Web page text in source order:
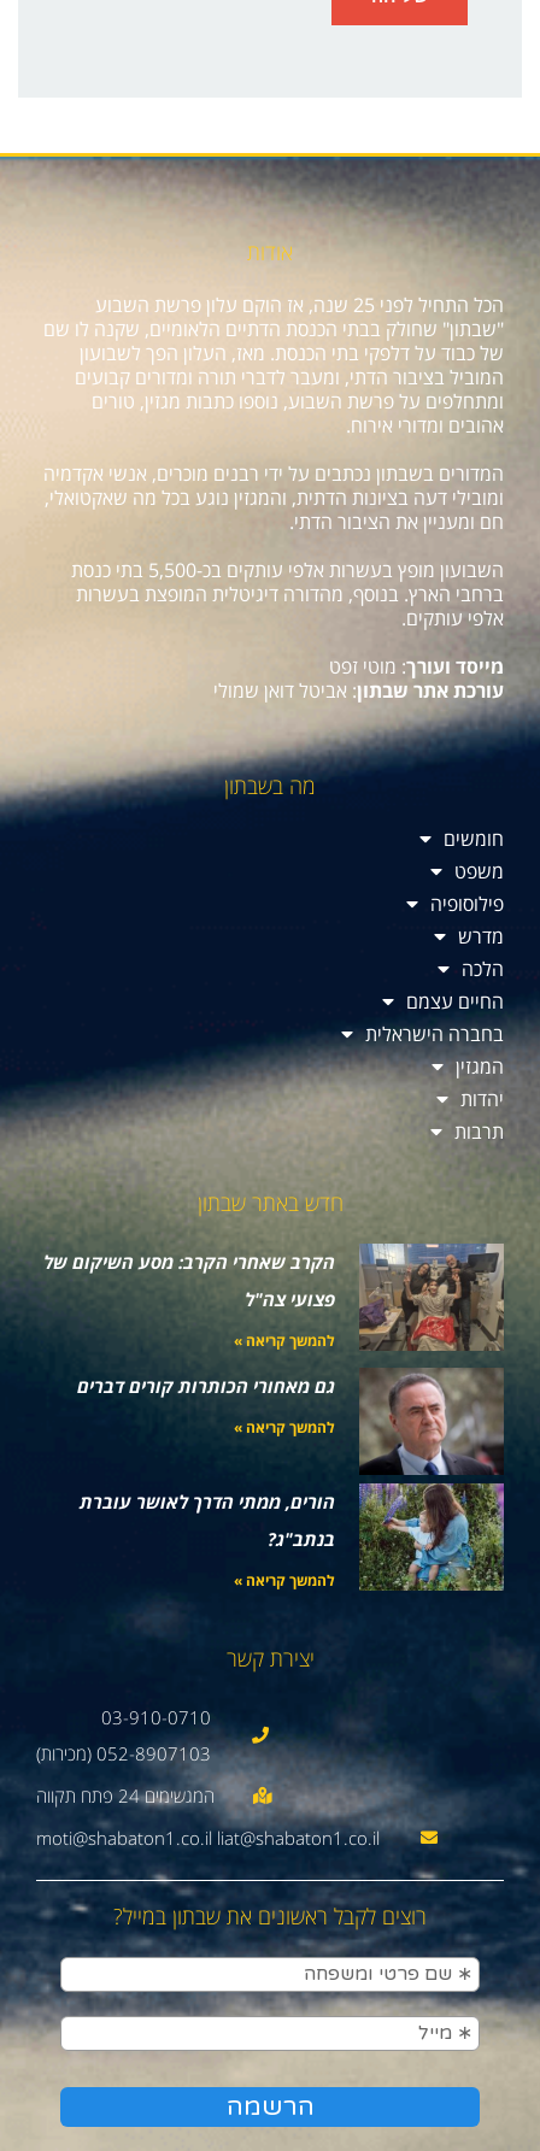
אודות
הכל התחיל לפני 25 שנה, אז הוקם עלון פרשת השבוע
"שבתון" שחולק בבתי הכנסת הדתיים הלאומיים, שקנה לו שם
של כבוד על דלפקי בתי הכנסת. מאז, העלון הפך לשבועון
המוביל בציבור הדתי, ומעבר לדברי תורה ומדורים קבועים
ומתחלפים על פרשת השבוע, נוספו כתבות מגזין, טורים
אהובים ומדורי אירוח.
המדורים בשבתון נכתבים על ידי רבנים מוכרים, אנשי אקדמיה
ומובילי דעה בציונות הדתית, והמגזין נוגע בכל מה שאקטואלי,
חם ומעניין את הציבור הדתי.
השבועון מופץ בעשרות אלפי עותקים בכ-5,500 בתי כנסת
ברחבי הארץ. בנוסף, מהדורה דיגיטלית המופצת בעשרות
אלפי עותקים.
מייסד ועורך: מוטי זפט
עורכת אתר שבתון: אביטל דואן שמולי
מה בשבתון
חומשים
משפט
פילוסופיה
מדרש
הלכה
החיים עצמם
בחברה הישראלית
המגזין
יהדות
תרבות
חדש באתר שבתון
הקרב שאחרי הקרב: מסע השיקום של
פצועי צה"ל
להמשך קריאה »
גם מאחורי הכותרות קורים דברים
להמשך קריאה »
הורים, ממתי הדרך לאושר עוברת
בנתב"ג?
להמשך קריאה »
יצירת קשר
03-910-0710
052-8907103 (מכירות)
moti@shabaton1.co.il liat@shabaton1.co.il
רוצים לקבל ראשונים את שבתון במייל?